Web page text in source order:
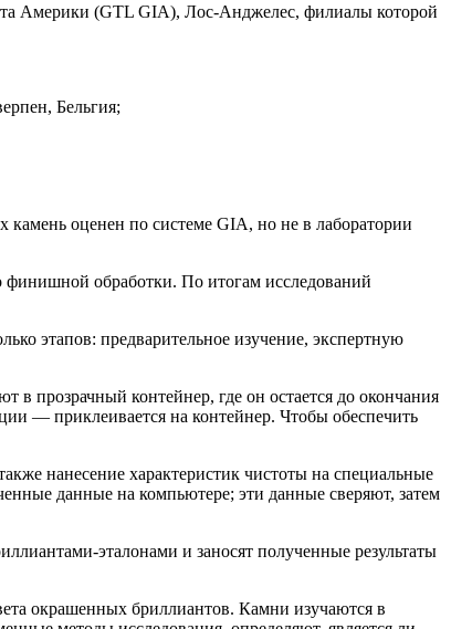
Америки (GTL GIA), Лос-Анджелес, филиалы которой
Бельгия;
оценен по системе GIA, но не в лаборатории
финишной обработки. По итогам исследований
этапов: предварительное изучение, экспертную
прозрачный контейнер, где он остается до окончания
— приклеивается на контейнер. Чтобы обеспечить
нанесение характеристик чистоты на специальные
данные на компьютере; эти данные сверяют, затем
эталонами и заносят полученные результаты
окрашенных бриллиантов. Камни изучаются в